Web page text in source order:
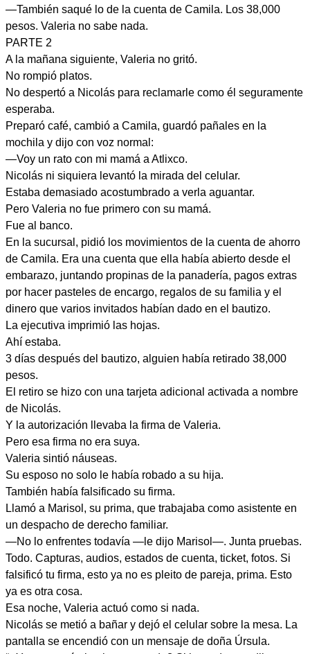
—También saqué lo de la cuenta de Camila. Los 38,000
pesos. Valeria no sabe nada.
PARTE 2
A la mañana siguiente, Valeria no gritó.
No rompió platos.
No despertó a Nicolás para reclamarle como él seguramente
esperaba.
Preparó café, cambió a Camila, guardó pañales en la
mochila y dijo con voz normal:
—Voy un rato con mi mamá a Atlixco.
Nicolás ni siquiera levantó la mirada del celular.
Estaba demasiado acostumbrado a verla aguantar.
Pero Valeria no fue primero con su mamá.
Fue al banco.
En la sucursal, pidió los movimientos de la cuenta de ahorro
de Camila. Era una cuenta que ella había abierto desde el
embarazo, juntando propinas de la panadería, pagos extras
por hacer pasteles de encargo, regalos de su familia y el
dinero que varios invitados habían dado en el bautizo.
La ejecutiva imprimió las hojas.
Ahí estaba.
3 días después del bautizo, alguien había retirado 38,000
pesos.
El retiro se hizo con una tarjeta adicional activada a nombre
de Nicolás.
Y la autorización llevaba la firma de Valeria.
Pero esa firma no era suya.
Valeria sintió náuseas.
Su esposo no solo le había robado a su hija.
También había falsificado su firma.
Llamó a Marisol, su prima, que trabajaba como asistente en
un despacho de derecho familiar.
—No lo enfrentes todavía —le dijo Marisol—. Junta pruebas.
Todo. Capturas, audios, estados de cuenta, ticket, fotos. Si
falsificó tu firma, esto ya no es pleito de pareja, prima. Esto
ya es otra cosa.
Esa noche, Valeria actuó como si nada.
Nicolás se metió a bañar y dejó el celular sobre la mesa. La
pantalla se encendió con un mensaje de doña Úrsula.